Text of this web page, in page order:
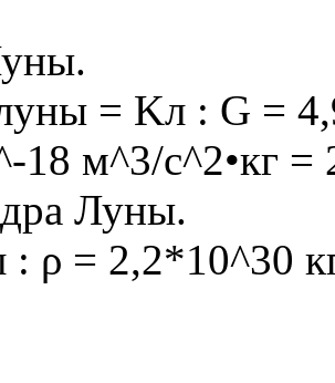
= Kл : G =
18 м^3/с^2•кг =
Луны.
: ρ = 2,2*10^30